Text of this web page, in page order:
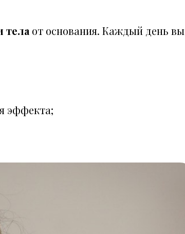
тела от основания. Каждый день вы
эффекта;